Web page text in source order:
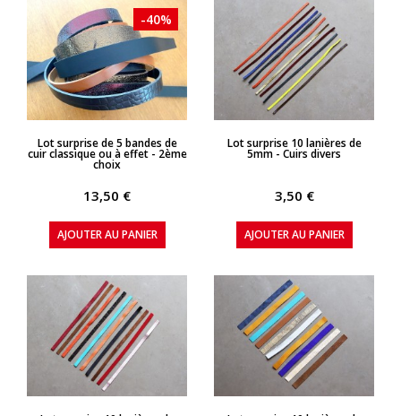
APERÇU RAPIDE
-40%
Lot surprise de 5 bandes de
cuir classique ou à effet - 2ème
choix
13,50 €
AJOUTER AU PANIER
APERÇU RAPIDE
Lot surprise 10 lanières de
5mm - Cuirs divers
3,50 €
AJOUTER AU PANIER